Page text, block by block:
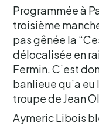
Programmée à
troisième
pas gênée la
délocalisée en
Fermin. C’est
banlieue qu’a
troupe de Jean
Aymeric Libois